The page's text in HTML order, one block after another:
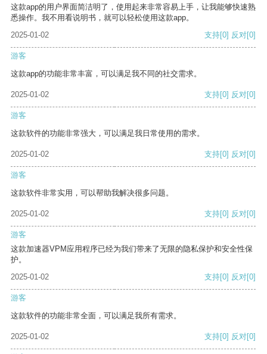
这款app的用户界面简洁明了，使用起来非常容易上手，让我能够快速熟
悉操作。我不用看说明书，就可以轻松使用这款app。
2025-01-02
支持[0] 反对[0]
游客
这款app的功能非常丰富，可以满足我不同的社交需求。
2025-01-02 支持[0] 反对[0]
游客
这款软件的功能非常强大，可以满足我日常使用的需求。
2025-01-02 支持[0] 反对[0]
游客
这款软件非常实用，可以帮助我解决很多问题。
2025-01-02 支持[0] 反对[0]
游客
这款加速器VPM应用程序已经为我们带来了无限的隐私保护和安全性保
护。
2025-01-02
支持[0] 反对[0]
游客
这款软件的功能非常全面，可以满足我所有需求。
2025-01-02 支持[0] 反对[0]